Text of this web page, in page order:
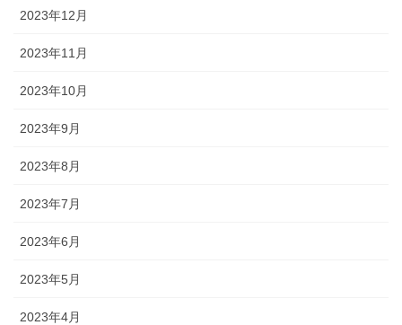
2023年12月
2023年11月
2023年10月
2023年9月
2023年8月
2023年7月
2023年6月
2023年5月
2023年4月